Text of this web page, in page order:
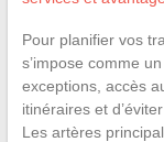
Pour planifier vos
s’impose comme
exceptions, accès
itinéraires et
Les artères